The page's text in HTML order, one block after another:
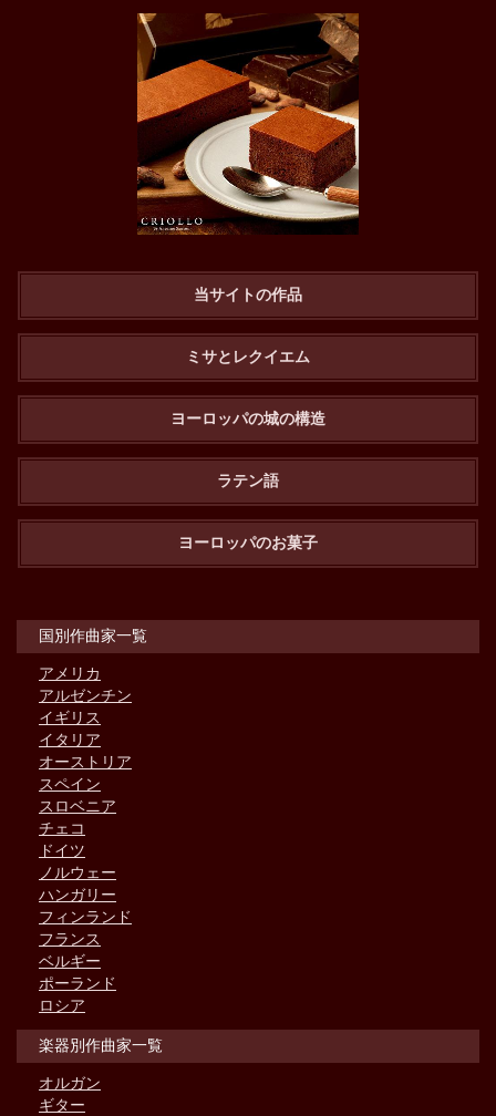
当サイトの作品
ミサとレクイエム
ヨーロッパの城の構造
ラテン語
ヨーロッパのお菓子
国別作曲家一覧
アメリカ
アルゼンチン
イギリス
イタリア
オーストリア
スペイン
スロベニア
チェコ
ドイツ
ノルウェー
ハンガリー
フィンランド
フランス
ベルギー
ポーランド
ロシア
楽器別作曲家一覧
オルガン
ギター